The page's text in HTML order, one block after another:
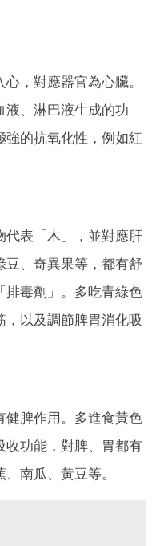
，對應器官為心臟。
液、淋巴液生成的功
強的抗氧化性，例如紅
代表「木」，並對應肝
豆、奇異果等，都有舒
排毒劑」。多吃青綠色
以及調節脾胃消化吸
健脾作用。多進食黃色
收功能，對脾、胃都有
南瓜、黃豆等。